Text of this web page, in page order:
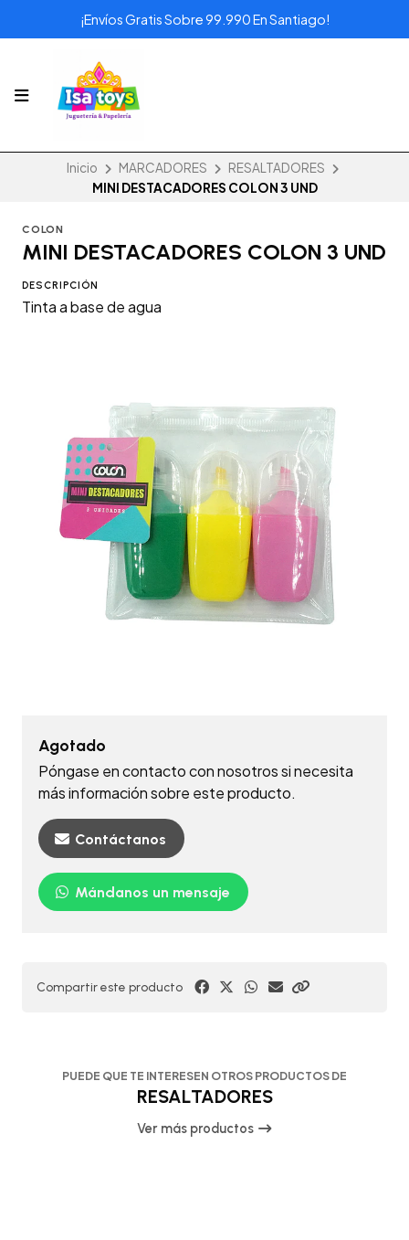
¡Envíos Gratis Sobre 99.990 En Santiago!
Inicio MARCADORES
RESALTADORES
MINI DESTACADORES COLON 3 UND
COLON
MINI DESTACADORES COLON 3 UND
DESCRIPCIÓN
Tinta a base de agua
Agotado
Póngase en contacto con nosotros si necesita
más información sobre este producto.
Contáctanos
Mándanos un mensaje
Compartir este producto
PUEDE QUE TE INTERESEN OTROS PRODUCTOS DE
RESALTADORES
Ver más productos